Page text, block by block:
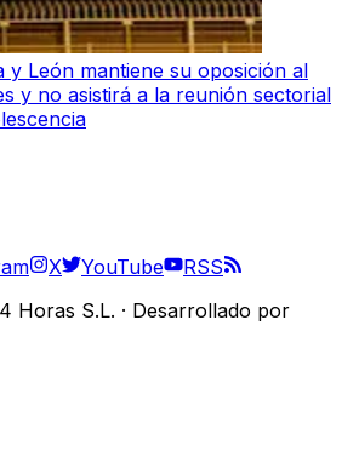
y León mantiene su oposición al
y no asistirá a la reunión sectorial
X YouTube
RSS
Horas S.L. · Desarrollado por